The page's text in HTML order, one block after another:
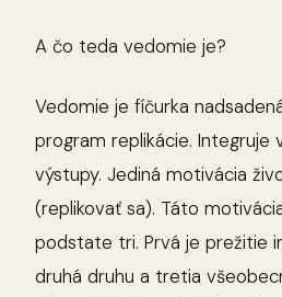
A čo teda vedomie je?
Vedomie je fíčurka
program replikácie. Integruje
výstupy. Jediná motivácia
(replikovať sa). Táto
podstate tri. Prvá je prežitie
druhá druhu a tretia